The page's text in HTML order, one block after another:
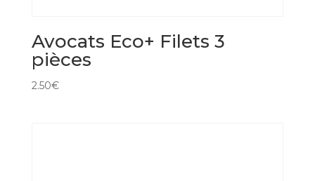
Avocats Eco+ Filets 3
pièces
2.50€